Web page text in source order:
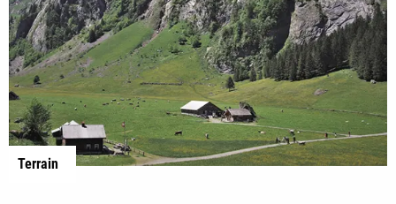
Terrain